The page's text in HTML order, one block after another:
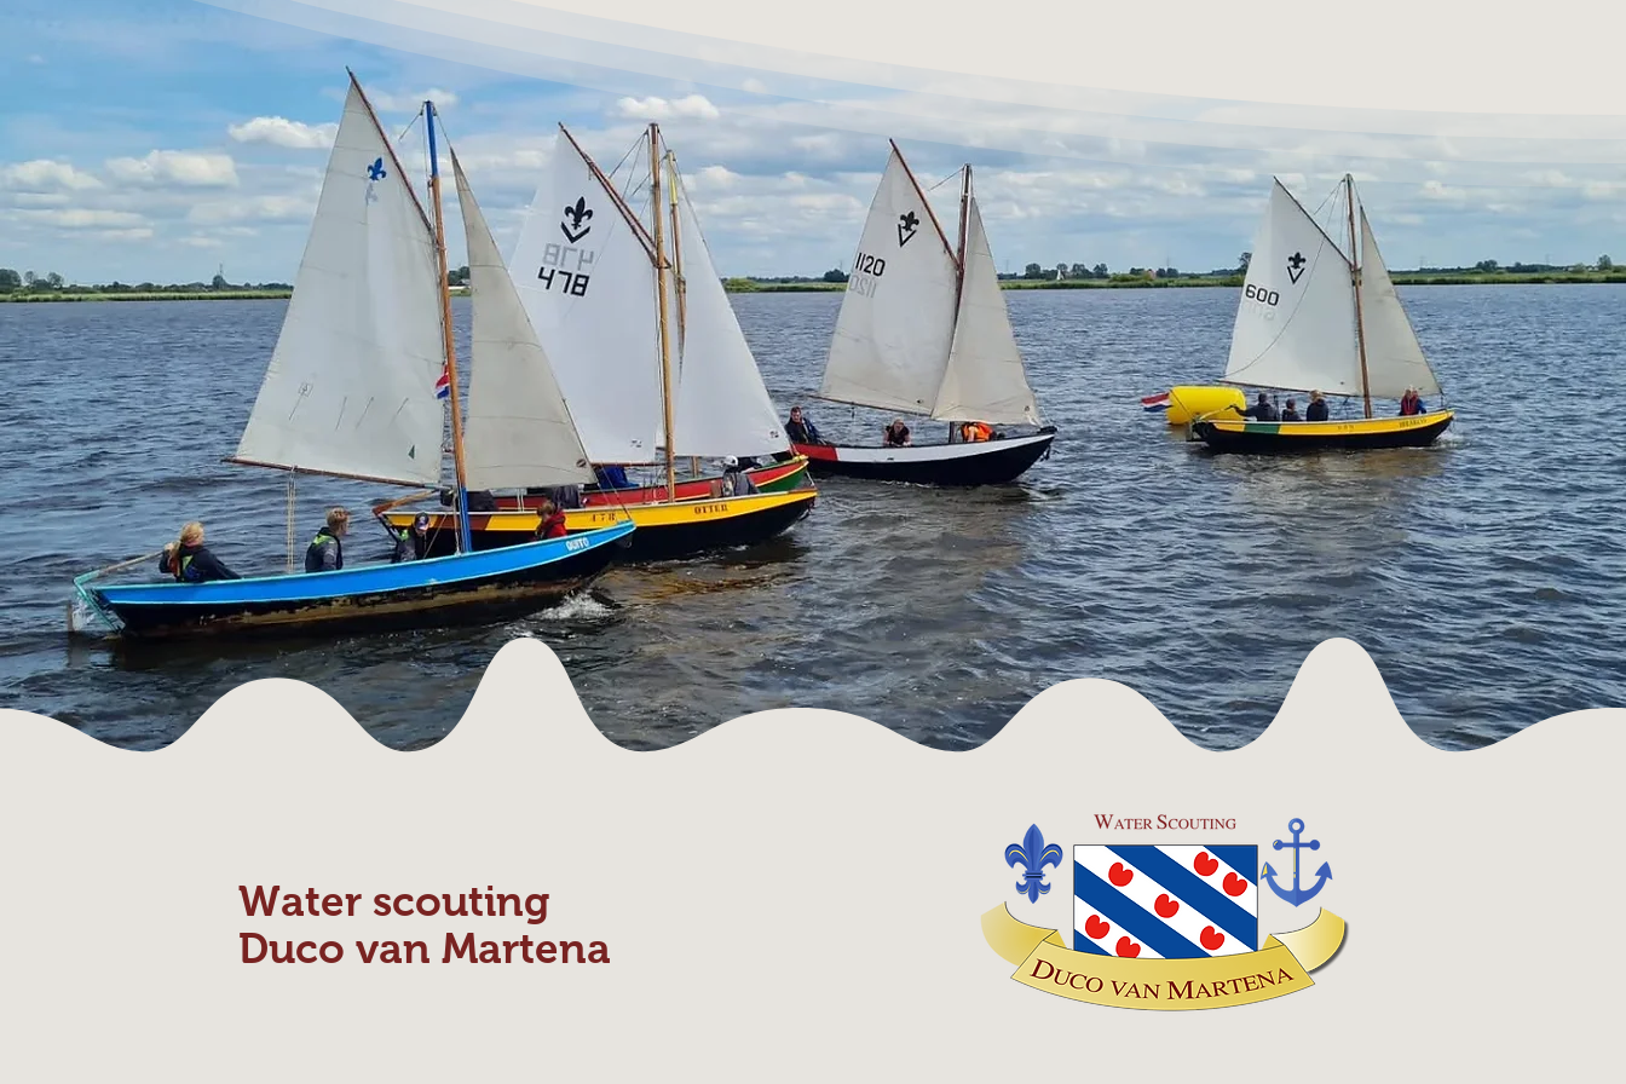
Water scouting
Duco van Martena